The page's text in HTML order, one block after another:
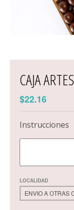
CAJA
$22.16
Instrucciones
LOCALIDAD